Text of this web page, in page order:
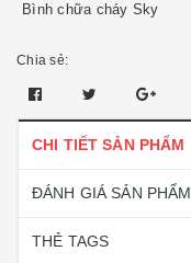
Bình chữa cháy Sky
Chia sẻ:
CHI TIẾT SẢN PHẨM
ĐÁNH GIÁ SẢN PHẨM
THẺ TAGS